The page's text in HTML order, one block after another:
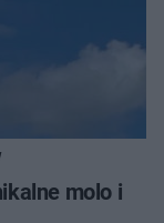
molo i